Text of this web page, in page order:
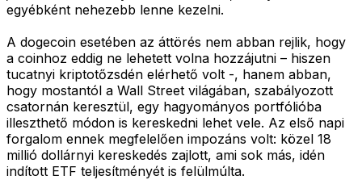
egyébként nehezebb lenne kezelni.
A dogecoin esetében az áttörés nem abban rejlik, hogy
a coinhoz eddig ne lehetett volna hozzájutni – hiszen
tucatnyi kriptotőzsdén elérhető volt -, hanem abban,
hogy mostantól a Wall Street világában, szabályozott
csatornán keresztül, egy hagyományos portfólióba
illeszthető módon is kereskedni lehet vele. Az első napi
forgalom ennek megfelelően impozáns volt: közel 18
millió dollárnyi kereskedés zajlott, ami sok más, idén
indított ETF teljesítményét is felülmúlta.